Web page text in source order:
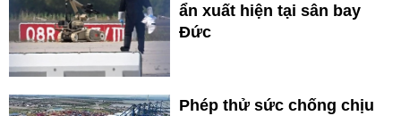
ẩn xuất hiện tại sân bay
Đức
Phép thử sức chống chịu